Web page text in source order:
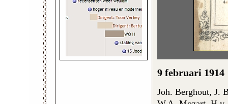
9 februari 1914
Joh. Berghout, J.